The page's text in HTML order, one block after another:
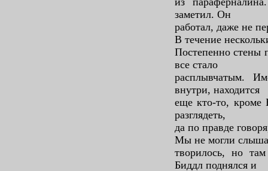
заметил. Он
работал, даже не
В течение
Постепенно стены
все стало
расплывчатым.
внутри, находится
еще кто-то, кроме
разглядеть,
да по правде
Мы не могли
творилось, но
Биддл поднялся и